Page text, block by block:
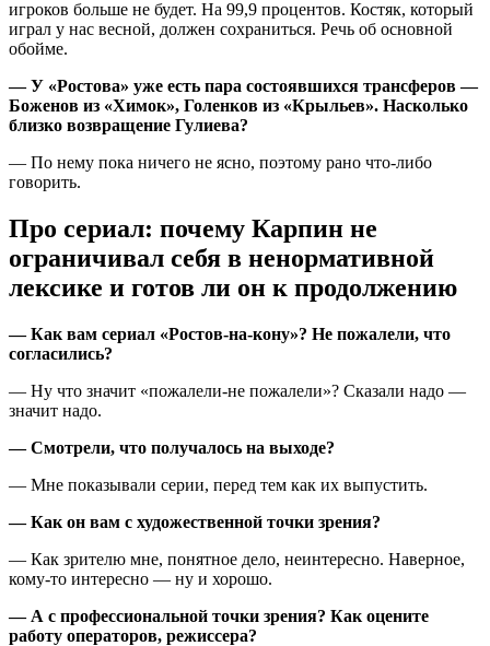
игроков больше не будет. На 99,9 процентов. Костяк, который
играл у нас весной, должен сохраниться. Речь об основной
обойме.
— У «Ростова» уже есть пара состоявшихся трансферов —
Боженов из «Химок», Голенков из «Крыльев». Насколько
близко возвращение Гулиева?
— По нему пока ничего не ясно, поэтому рано что-либо
говорить.
Про сериал: почему Карпин не
ограничивал себя в ненормативной
лексике и готов ли он к продолжению
— Как вам сериал «Ростов-на-кону»? Не пожалели, что
согласились?
— Ну что значит «пожалели-не пожалели»? Сказали надо —
значит надо.
— Смотрели, что получалось на выходе?
— Мне показывали серии, перед тем как их выпустить.
— Как он вам с художественной точки зрения?
— Как зрителю мне, понятное дело, неинтересно. Наверное,
кому-то интересно — ну и хорошо.
— А с профессиональной точки зрения? Как оцените
работу операторов, режиссера?